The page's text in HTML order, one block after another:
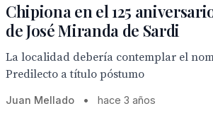
Chipiona en el 125
de José Miranda de Sardi
La localidad debería contemplar el
Predilecto a título póstumo
Juan Mellado • hace 3 años